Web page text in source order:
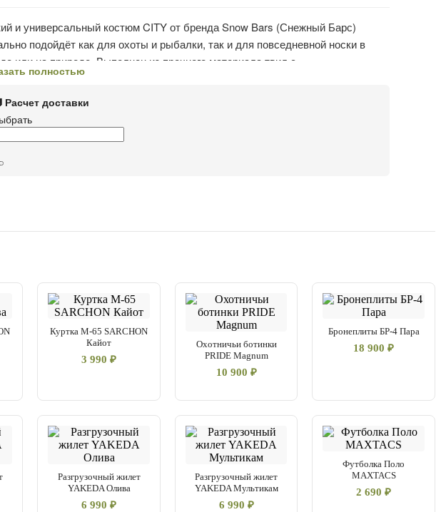
и универсальный костюм CITY от бренда Snow Bars (Снежный Барс)
подойдёт как для охоты и рыбалки, так и для повседневной носки в
или на природе. Выполнен из прочного материала твил с
пропиткой, защищающей от мелкого дождя, загрязнений и
Ткань не шуршит, хорошо дышит, но при этом удерживает тепло и
от ветра.
включает анатомически скроенную куртку и брюки. На куртке — 6
полностью
Расчет доставки
Куртка М-65 SARCHON
Кайот
3 990 ₽
Охотничьи ботинки
PRIDE Magnum
10 900 ₽
Бронеплиты БР-4 Пара
18 900 ₽
Разгрузочный жилет
YAKEDA Олива
6 990 ₽
Разгрузочный жилет
YAKEDA Мультикам
6 990 ₽
Футболка Поло
MAXTACS
2 690 ₽